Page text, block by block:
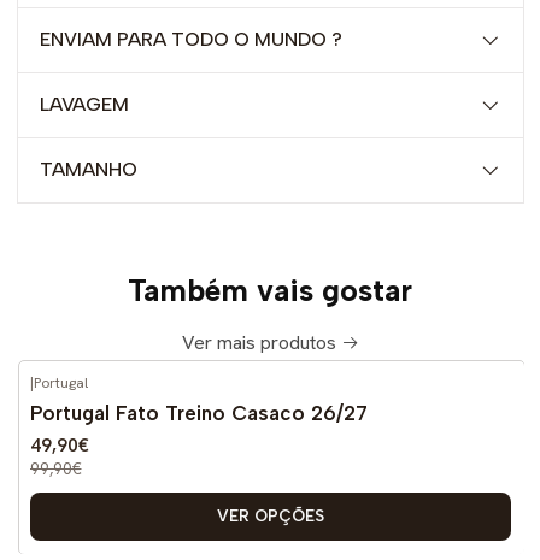
ENVIAM PARA TODO O MUNDO ?
LAVAGEM
TAMANHO
Também vais gostar
Ver mais produtos
-50% DESCONTO
|Portugal
Portugal Fato Treino Casaco 26/27
49,90€
99,90€
VER OPÇÕES